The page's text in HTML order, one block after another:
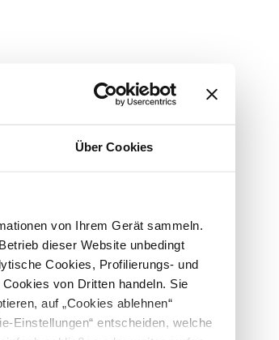
Über Cookies
von Ihrem Gerät sammeln.
dieser Website unbedingt
Cookies, Profilierungs- und
von Dritten handeln. Sie
auf „Cookies ablehnen“
Einstellungen“ entscheiden, welche